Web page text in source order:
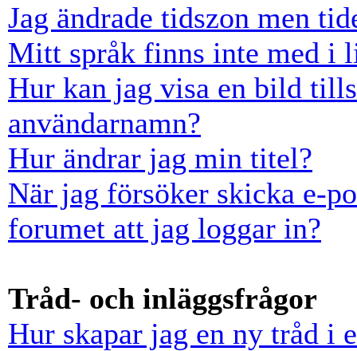
Jag ändrade tidszon men
Mitt språk finns inte med i
Hur kan jag visa en bild
användarnamn?
Hur ändrar jag min titel?
När jag försöker skicka e-
forumet att jag loggar in?
Tråd- och inläggsfrågor
Hur skapar jag en ny tråd i